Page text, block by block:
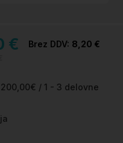
€ 8,20 €
/ 1 - 3 delovne